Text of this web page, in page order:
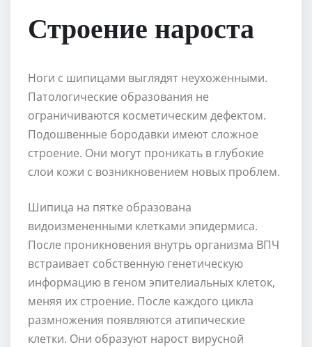
Строение нароста
Ноги с шипицами выглядят неухоженными.
Патологические образования не
ограничиваются косметическим дефектом.
Подошвенные бородавки имеют сложное
строение. Они могут проникать в глубокие
слои кожи с возникновением новых проблем.
Шипица на пятке образована
видоизмененными клетками эпидермиса.
После проникновения внутрь организма ВПЧ
встраивает собственную генетическую
информацию в геном эпителиальных клеток,
меняя их строение. После каждого цикла
размножения появляются атипические
клетки. Они образуют нарост вирусной